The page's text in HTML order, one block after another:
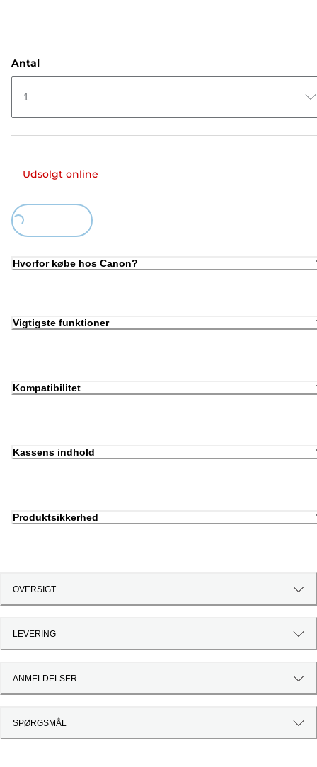
Antal
1
Udsolgt online
Loading...
Hvorfor købe hos Canon?
Vigtigste funktioner
Kompatibilitet
Kassens indhold
Produktsikkerhed
OVERSIGT
LEVERING
ANMELDELSER
SPØRGSMÅL